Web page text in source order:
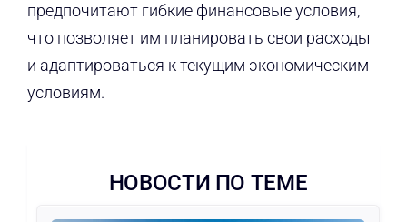
предпочитают гибкие финансовые условия,
что позволяет им планировать свои расходы
и адаптироваться к текущим экономическим
условиям.
НОВОСТИ ПО ТЕМЕ